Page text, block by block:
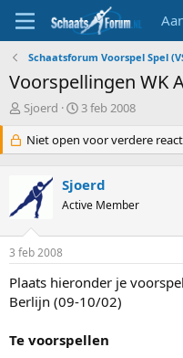
Schaatsforum Voorspel Spel
Voorspellingen WK
T
p
i
t
r
t
r
Sjoerd
S
a
r
d
a
u
3 feb 2008
Niet open voor verdere
Sjoerd
Active Member
3 feb 2008
Plaats hieronder je
Berlijn (09-10/02)
Te voorspellen